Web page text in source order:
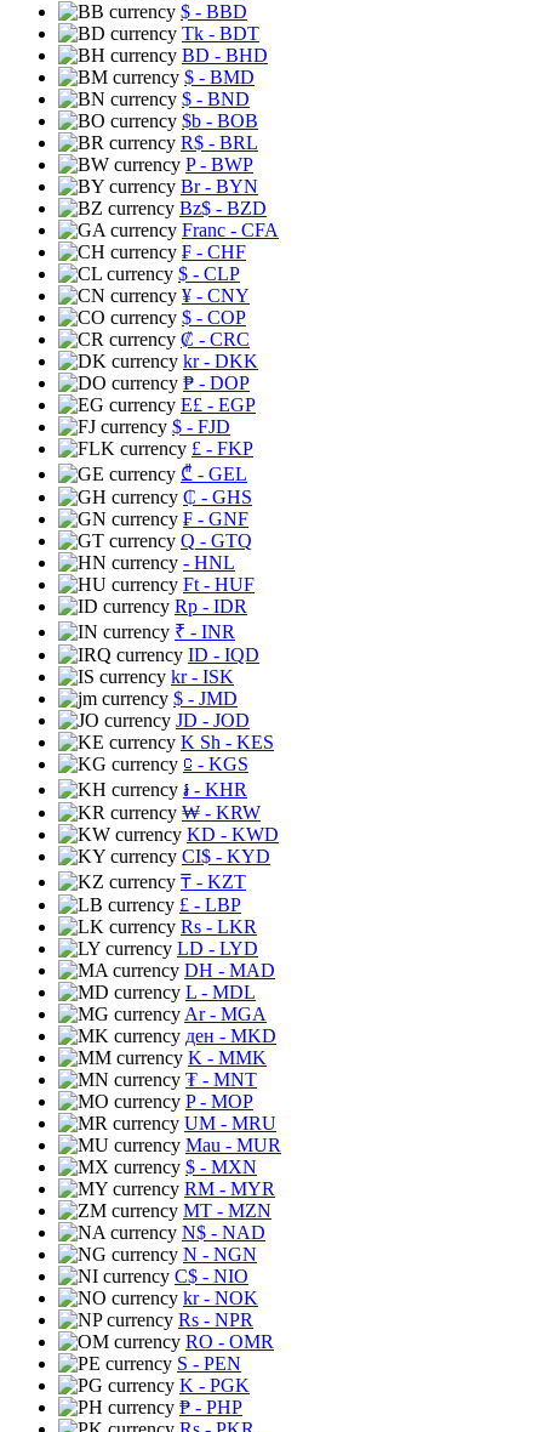
$ - BBD
Tk - BDT
BD - BHD
$ - BMD
$ - BND
$b - BOB
R$ - BRL
P- BWP
Br- BYN
Bz$ - BZD
Franc - CFA
₣ - CHF
$ - CLP
¥ - CNY
$ - COP
₡ - CRC
kr- DKK
₱ - DOP
E£ - EGP
$ - FJD
£ - FKP
₾ - GEL
₵ - GHS
₣ - GNF
Q - GTQ
- HNL
Ft - HUF
Rp - IDR
₹ - INR
ID - IQD
kr- ISK
$ - JMD
JD - JOD
K Sh - KES
⃀ - KGS
៛ - KHR
₩ - KRW
KD - KWD
CI$ - KYD
₸ - KZT
£ - LBP
Rs - LKR
LD - LYD
DH - MAD
L - MDL
Ar- MGA
ден - MKD
K - MMK
₮ - MNT
P- MOP
UM - MRU
Mau - MUR
$ - MXN
RM - MYR
MT - MZN
N$ - NAD
N - NGN
C$ - NIO
kr- NOK
Rs - NPR
RO - OMR
S - PEN
K - PGK
₱ - PHP